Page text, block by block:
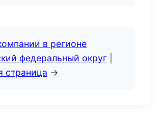
в регионе
федеральный округ
страница →